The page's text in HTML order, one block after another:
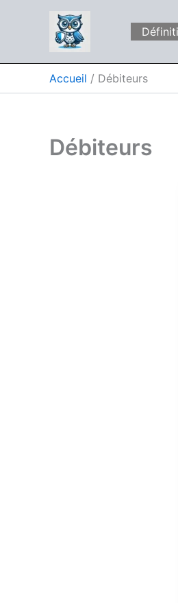
Accueil Débiteurs
Débiteurs